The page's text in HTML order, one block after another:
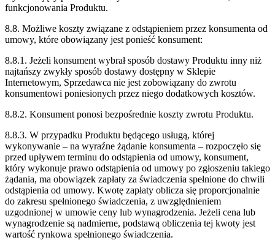
funkcjonowania Produktu.
8.8. Możliwe koszty związane z odstąpieniem przez konsumenta od
umowy, które obowiązany jest ponieść konsument:
8.8.1. Jeżeli konsument wybrał sposób dostawy Produktu inny niż
najtańszy zwykły sposób dostawy dostępny w Sklepie
Internetowym, Sprzedawca nie jest zobowiązany do zwrotu
konsumentowi poniesionych przez niego dodatkowych kosztów.
8.8.2. Konsument ponosi bezpośrednie koszty zwrotu Produktu.
8.8.3. W przypadku Produktu będącego usługą, której
wykonywanie – na wyraźne żądanie konsumenta – rozpoczęło się
przed upływem terminu do odstąpienia od umowy, konsument,
który wykonuje prawo odstąpienia od umowy po zgłoszeniu takiego
żądania, ma obowiązek zapłaty za świadczenia spełnione do chwili
odstąpienia od umowy. Kwotę zapłaty oblicza się proporcjonalnie
do zakresu spełnionego świadczenia, z uwzględnieniem
uzgodnionej w umowie ceny lub wynagrodzenia. Jeżeli cena lub
wynagrodzenie są nadmierne, podstawą obliczenia tej kwoty jest
wartość rynkowa spełnionego świadczenia.